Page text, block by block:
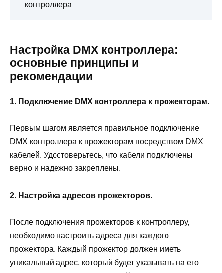
контроллера
Настройка DMX контроллера:
основные принципы и
рекомендации
1. Подключение DMX контроллера к прожекторам.
Первым шагом является правильное подключение
DMX контроллера к прожекторам посредством DMX
кабелей. Удостоверьтесь, что кабели подключены
верно и надежно закреплены.
2. Настройка адресов прожекторов.
После подключения прожекторов к контроллеру,
необходимо настроить адреса для каждого
прожектора. Каждый прожектор должен иметь
уникальный адрес, который будет указывать на его